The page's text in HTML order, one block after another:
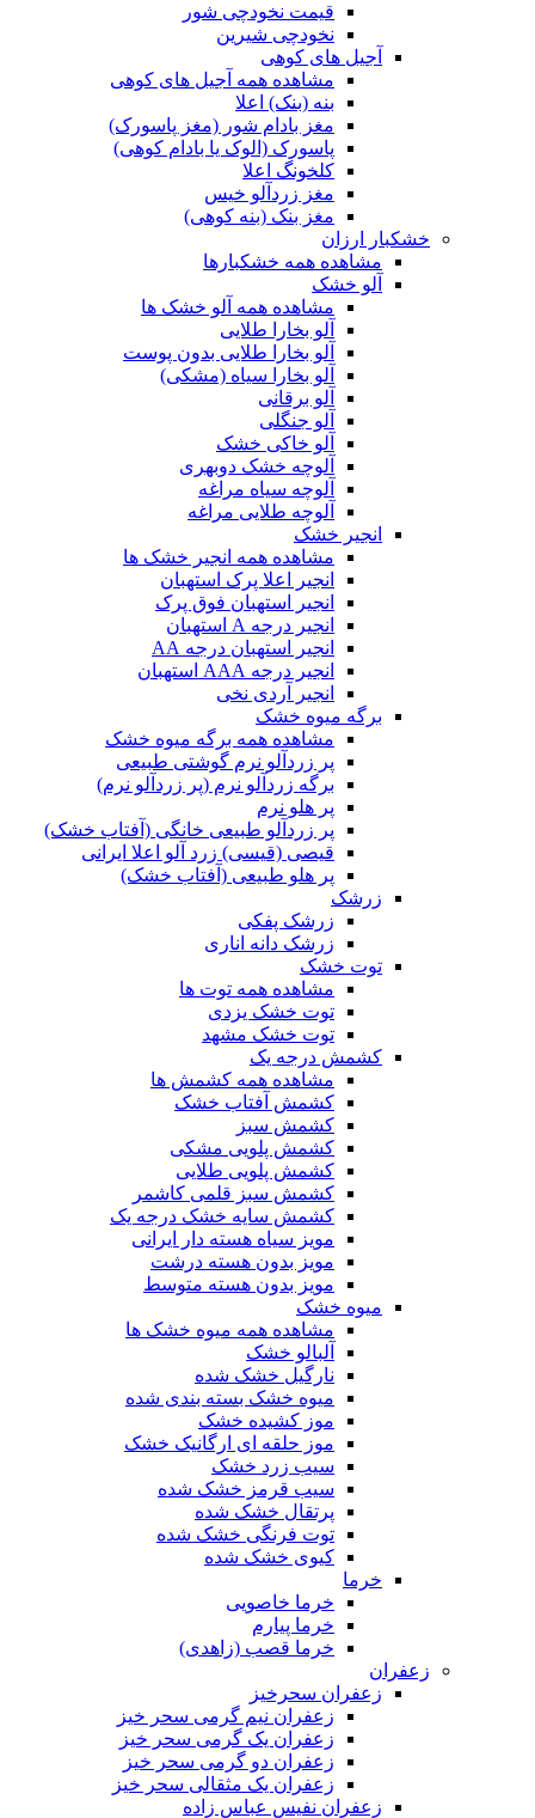
قیمت نخودچی شور
نخودچی شیرین
آجیل های کوهی
مشاهده همه آجیل های کوهی
بنه (بنک) اعلا
مغز بادام شور (مغز پاسورک)
پاسورک (الوک یا بادام کوهی)
کلخونگ اعلا
مغز زردآلو خیس
مغز بنک (بنه کوهی)
خشکبار ارزان
مشاهده همه خشکبارها
آلو خشک
مشاهده همه آلو خشک ها
آلو بخارا طلایی
آلو بخارا طلایی بدون پوست
آلو بخارا سیاه (مشکی)
آلو برقانی
آلو جنگلی
آلو خاکی خشک
آلوچه خشک دوبهری
آلوچه سیاه مراغه
آلوچه طلایی مراغه
انجیر خشک
مشاهده همه انجیر خشک ها
انجیر اعلا پرک استهبان
انجیر استهبان فوق پرک
انجیر درجه A استهبان
انجیر استهبان درجه AA
انجیر درجه AAA استهبان
انجیر آردی نخی
برگه میوه خشک
مشاهده همه برگه میوه خشک
پر زردآلو نرم گوشتی طبیعی
برگه زردآلو نرم (پر زردآلو نرم)
پر هلو نرم
پر زردآلو طبیعی خانگی (آفتاب خشک)
قیصی (قیسی) زرد آلو اعلا ایرانی
پر هلو طبیعی (آفتاب خشک)
زرشک
زرشک پفکی
زرشک دانه اناری
توت خشک
مشاهده همه توت ها
توت خشک یزدی
توت خشک مشهد
کشمش درجه یک
مشاهده همه کشمش ها
کشمش آفتاب خشک
کشمش سبز
کشمش پلویی مشکی
کشمش پلویی طلایی
کشمش سبز قلمی کاشمر
کشمش سایه خشک درجه یک
مویز سیاه هسته دار ایرانی
مویز بدون هسته درشت
مویز بدون هسته متوسط
میوه خشک
مشاهده همه میوه خشک ها
آلبالو خشک
نارگیل خشک شده
میوه خشک بسته بندی شده
موز کشیده خشک
موز حلقه ای ارگانیک خشک
سیب زرد خشک
سیب قرمز خشک شده
پرتقال خشک شده
توت فرنگی خشک شده
کیوی خشک شده
خرما
خرما خاصویی
خرما پیارم
خرما قصب (زاهدی)
زعفران
زعفران سحرخیز
زعفران نیم گرمی سحر خیز
زعفران یک گرمی سحر خیز
زعفران دو گرمی سحر خیز
زعفران یک مثقالی سحر خیز
زعفران نفیس عباس زاده